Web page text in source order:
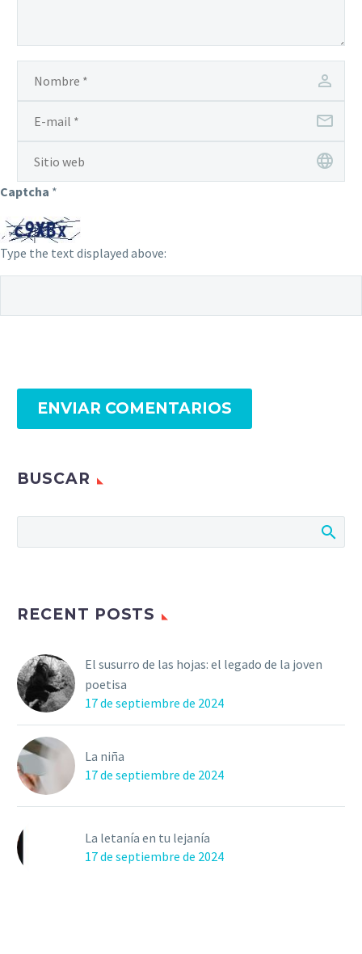
Captcha *
Type the text displayed above:
ENVIAR COMENTARIOS
BUSCAR
RECENT POSTS
El susurro de las hojas: el legado de la joven
poetisa
17 de septiembre de 2024
La niña
17 de septiembre de 2024
La letanía en tu lejanía
17 de septiembre de 2024